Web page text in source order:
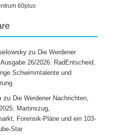
60plus
zu Die Werdener
26/2026: RadEntscheid,
Schwimmtalente und
zu Die Werdener Nachrichten,
Martinszug,
Forensik-Pläne und ein 103-
Star